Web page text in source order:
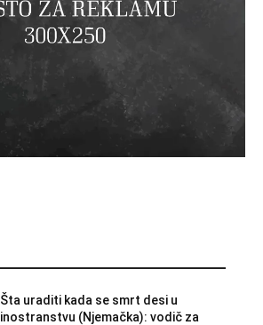
Šta uraditi kada se smrt desi u
inostranstvu (Njemačka): vodič za